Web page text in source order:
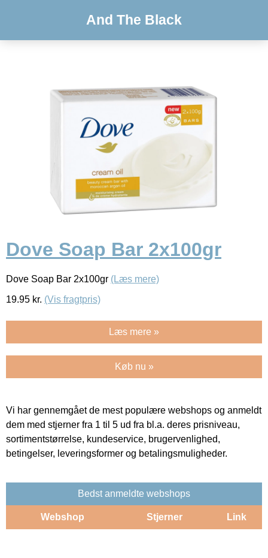
And The Black
Dove Soap Bar 2x100gr
Dove Soap Bar 2x100gr (Læs mere)
19.95 kr. (Vis fragtpris)
Læs mere »
Køb nu »
Vi har gennemgået de mest populære webshops og anmeldt
dem med stjerner fra 1 til 5 ud fra bl.a. deres prisniveau,
sortimentstørrelse, kundeservice, brugervenlighed,
betingelser, leveringsformer og betalingsmuligheder.
Bedst anmeldte webshops
Webshop Stjerner Link